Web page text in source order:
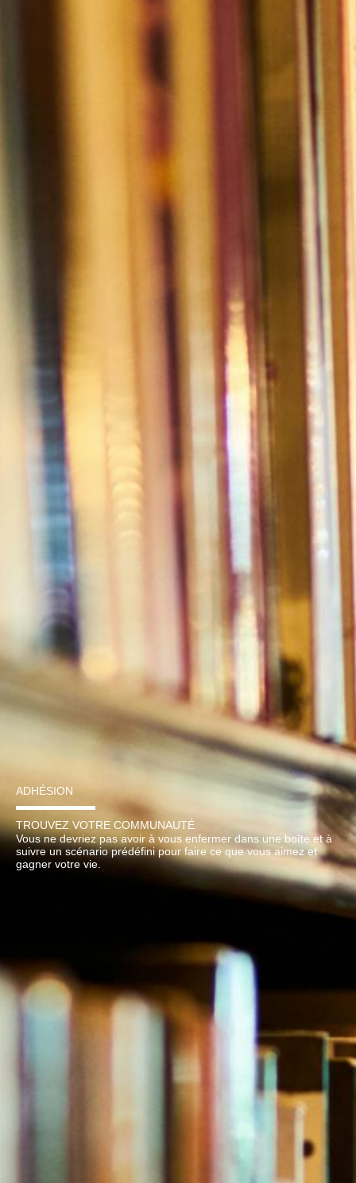
ADHÉSION
TROUVEZ VOTRE COMMUNAUTÉ
Vous ne devriez pas avoir à vous enfermer dans une boîte et à
suivre un scénario prédéfini pour faire ce que vous aimez et
gagner votre vie.